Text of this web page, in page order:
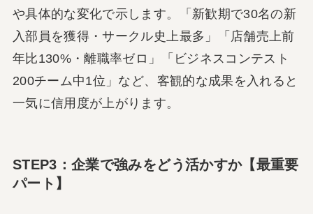
や具体的な変化で示します。「新歓期で30名の新
入部員を獲得・サークル史上最多」「店舗売上前
年比130%・離職率ゼロ」「ビジネスコンテスト
200チーム中1位」など、客観的な成果を入れると
一気に信用度が上がります。
STEP3：企業で強みをどう活かすか【最重要
パート】